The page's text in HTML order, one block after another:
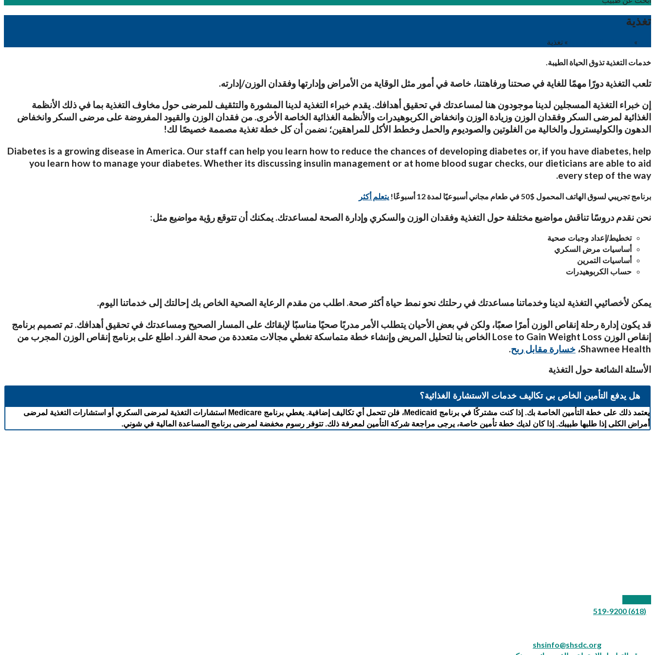
تغذية
»
» تغذية
خدمات التغذية تذوق الحياة الطيبة.
تلعب التغذية دورًا مهمًا للغاية في صحتنا ورفاهتنا، خاصة في أمور مثل الوقاية من الأمراض وإدارتها وفقدان الوزن/إدارته.
إن خبراء التغذية المسجلين لدينا موجودون هنا لمساعدتك في تحقيق أهدافك. يقدم خبراء التغذية لدينا المشورة والتثقيف للمرضى حول مخاوف التغذية بما في ذلك الأنظمة
الغذائية لمرضى السكر وفقدان الوزن وزيادة الوزن وانخفاض الكربوهيدرات والأنظمة الغذائية الخاصة الأخرى. من فقدان الوزن والقيود المفروضة على مرضى السكر وانخفاض
الدهون والكوليسترول والخالية من الغلوتين والصوديوم والحمل وخطط الأكل للمراهقين؛ نضمن أن كل خطة تغذية مصممة خصيصًا لك!
Diabetes is a growing disease in America. Our staff can help you learn how to reduce the chances of developing diabetes or, if you have diabetes, help
you learn how to manage your diabetes. Whether its discussing insulin management or at home blood sugar checks, our dieticians are able to aid
every step of the way.
برنامج تجريبي لسوق الهاتف المحمول $50 في طعام مجاني أسبوعيًا لمدة 12 أسبوعًا! يتعلم أكثر
نحن نقدم دروسًا تناقش مواضيع مختلفة حول التغذية وفقدان الوزن والسكري وإدارة الصحة لمساعدتك. يمكنك أن تتوقع رؤية مواضيع مثل:
تخطيط/إعداد وجبات صحية
أساسيات مرض السكري
أساسيات التمرين
حساب الكربوهيدرات
يمكن لأخصائيي التغذية لدينا وخدماتنا مساعدتك في رحلتك نحو نمط حياة أكثر صحة. اطلب من مقدم الرعاية الصحية الخاص بك إحالتك إلى خدماتنا اليوم.
قد يكون إدارة رحلة إنقاص الوزن أمرًا صعبًا، ولكن في بعض الأحيان يتطلب الأمر مدربًا صحيًا مناسبًا لإبقائك على المسار الصحيح ومساعدتك في تحقيق أهدافك. تم تصميم برنامج
إنقاص الوزن Lose to Gain Weight Loss الخاص بنا لتحليل المريض وإنشاء خطة متماسكة تغطي مجالات متعددة من صحة الفرد. اطلع على برنامج إنقاص الوزن المجرب من
Shawnee Health، خسارة مقابل ربح.
الأسئلة الشائعة حول التغذية
هل يدفع التأمين الخاص بي تكاليف خدمات الاستشارة الغذائية؟
يعتمد ذلك على خطة التأمين الخاصة بك. إذا كنت مشتركًا في برنامج Medicaid، فلن تتحمل أي تكاليف إضافية. يغطي برنامج Medicare استشارات التغذية لمرضى السكري أو استشارات التغذية لمرضى
أمراض الكلى إذا طلبها طبيبك. إذا كان لديك خطة تأمين خاصة، يرجى مراجعة شركة التأمين لمعرفة ذلك. تتوفر رسوم مخفضة لمرضى برنامج المساعدة المالية في شوني.
(618) 519-9200
shsinfo@shsdc.org